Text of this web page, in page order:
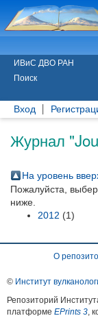
ИВиС ДВО РАН
Поиск
Вход
Журнал
На уровень
Пожалуйста,
ниже.
2012 (1)
О
© Институт
Репозиторий
платформе EPrints 3,